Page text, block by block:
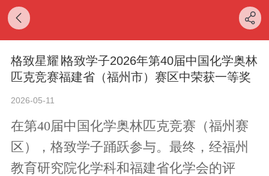
格致星耀∣格致学子2026年第40届中国化学奥林
匹克竞赛福建省（福州市）赛区中荣获一等奖
2026-05-11
在第40届中国化学奥林匹克竞赛（福州赛
区），格致学子踊跃参与。最终，经福州
教育研究院化学科和福建省化学会的评